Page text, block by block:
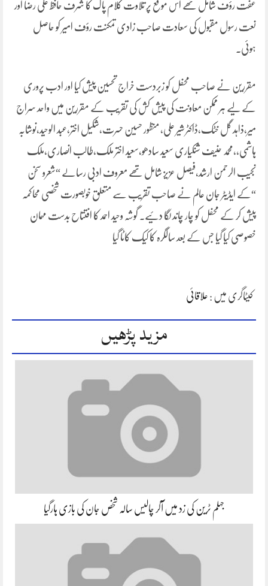
عفت رؤف شامل تھے اس موقع پر تلاوت کلام پاک کا شرف حافظ علی رضا اور
نعت رسول مقبول کی سعادت صاحب زادی تمکنت رؤف امیر کو حاصل
ہوئی۔
مقررین نے صاحب محفل کو زبردست خراج تحسین پیش کیا اور ادب پروری
کے لیے ہر ممکن معاونت کی پیش کش کی تقریب کے مقررین میں واحد سراج
میر،ذاہد گل خٹک،ڈاکٹر شیر علی، منظور حسین حسرت،شکیل اختر،عبد الوحید،نوشابہ
ہاشمی،،محمد حنیف شنکیاری سعید سادھو،سعید اختر ملک،طالب انصاری،ملک
نجیب الرحمن ارشد،فیصل عزیز شامل تھے معروف ادبی رسالے “شعرو سخن
“کے ایڈیٹر جان عالم نے صاحب تقریب سے متعلق خوبصورت شخصی محاکمہ
پیش کر کے محفل کو چار چاند لگا دئیے۔ گوشہ وحید احمد کا افتتاح بدست مہمان
خصوصی کیا گیا جس کے بعد سالگرہ کا کیک کاٹا گیا
کیٹاگری میں : علاقائی
مزید پڑھیں
جہلم ٹرین کی زد میں آکر چالیس سالہ شخص جان کی بازی ہارگیا